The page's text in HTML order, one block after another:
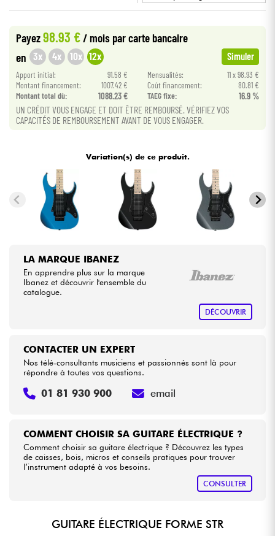
Eveil Musical
Câbles & Access.
HiFi
Packs
Payez98.93 €/ mois par carte bancaire
en 3x 4x 10x 12x Simuler
Apport initial: 91.58 € Mensualités:
11 x 98.93 €
Montant financement:
1007.42 € Coût financement:
80.81 €
Montant total dù:
1088.23 € TAEG fixe: 16.9 %
UN CRÉDIT VOUS ENGAGE ET DOIT ÊTRE REMBOURSÉ. VÉRIFIEZ VOS
CAPACITÉS DE REMBOURSEMENT AVANT DE VOUS ENGAGER.
Variation(s) de ce produit.
LA MARQUE IBANEZ
En apprendre plus sur la marque
Ibanez et découvrir l'ensemble du
catalogue.
DÉCOUVRIR
COMMENT CHOISIR SA GUITARE ÉLECTRIQUE ?
Comment choisir sa guitare électrique ? Découvrez les types
de caisses, bois, micros et conseils pratiques pour trouver
l’instrument adapté à vos besoins.
CONSULTER
CONTACTER UN EXPERT
Nos télé-consultants musiciens et passionnés sont là pour
répondre à toutes vos questions.
01 81 930 900 email
GUITARE ÉLECTRIQUE FORME STR